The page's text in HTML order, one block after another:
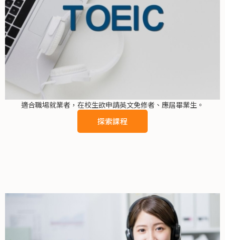
適合職場就業者，在校生欲申請英文免修者、應屆畢業生。
探索課程